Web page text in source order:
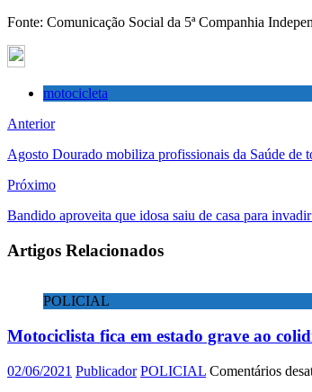
Fonte: Comunicação Social da 5ª Companhia
motocicleta
Anterior
Agosto Dourado mobiliza profissionais da Saúde de
Próximo
Bandido aproveita que idosa saiu de casa para
Artigos Relacionados
POLICIAL
Motociclista fica em estado grave ao
02/06/2021 Publicador POLICIAL Comentários